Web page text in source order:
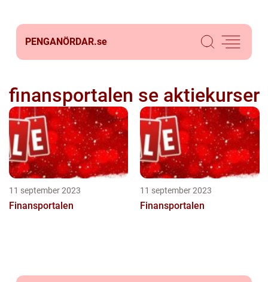
PENGANÖRDAR.se
finansportalen se aktiekurser
11 september 2023
Finansportalen
11 september 2023
Finansportalen